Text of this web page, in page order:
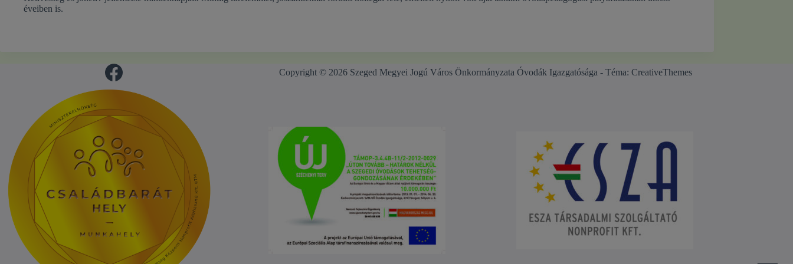
éveiben is.
Copyright © 2026 Szeged Megyei Jogú Város Önkormányzata Óvodák Igazgatósága - Téma:CreativeThemes